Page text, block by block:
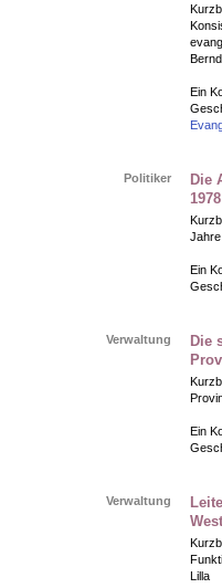
Ein
Politiker
Die
1978
Ein
Verwaltung
Die
Ein
Verwaltung
Lilla